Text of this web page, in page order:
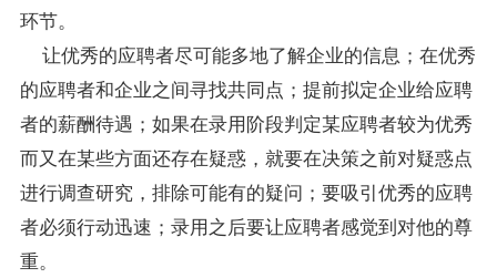
环节。
让优秀的应聘者尽可能多地了解企业的信息；在优秀
的应聘者和企业之间寻找共同点；提前拟定企业给应聘
者的薪酬待遇；如果在录用阶段判定某应聘者较为优秀
而又在某些方面还存在疑惑，就要在决策之前对疑惑点
进行调查研究，排除可能有的疑问；要吸引优秀的应聘
者必须行动迅速；录用之后要让应聘者感觉到对他的尊
重。